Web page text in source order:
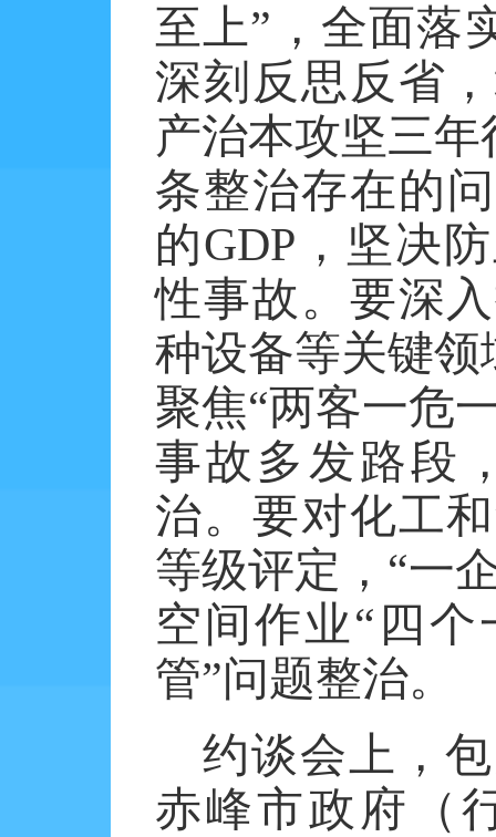
至上”，全面落
深刻反思反省
产治本攻坚三
条整治存在的
的GDP ，坚决
性事故。要深
种设备等关键领
聚焦“两客一危
事故多发路段
治。要对化工
等级评定，“一
空间作业“四
管”问题整治。
约谈会上，
赤峰市政府（